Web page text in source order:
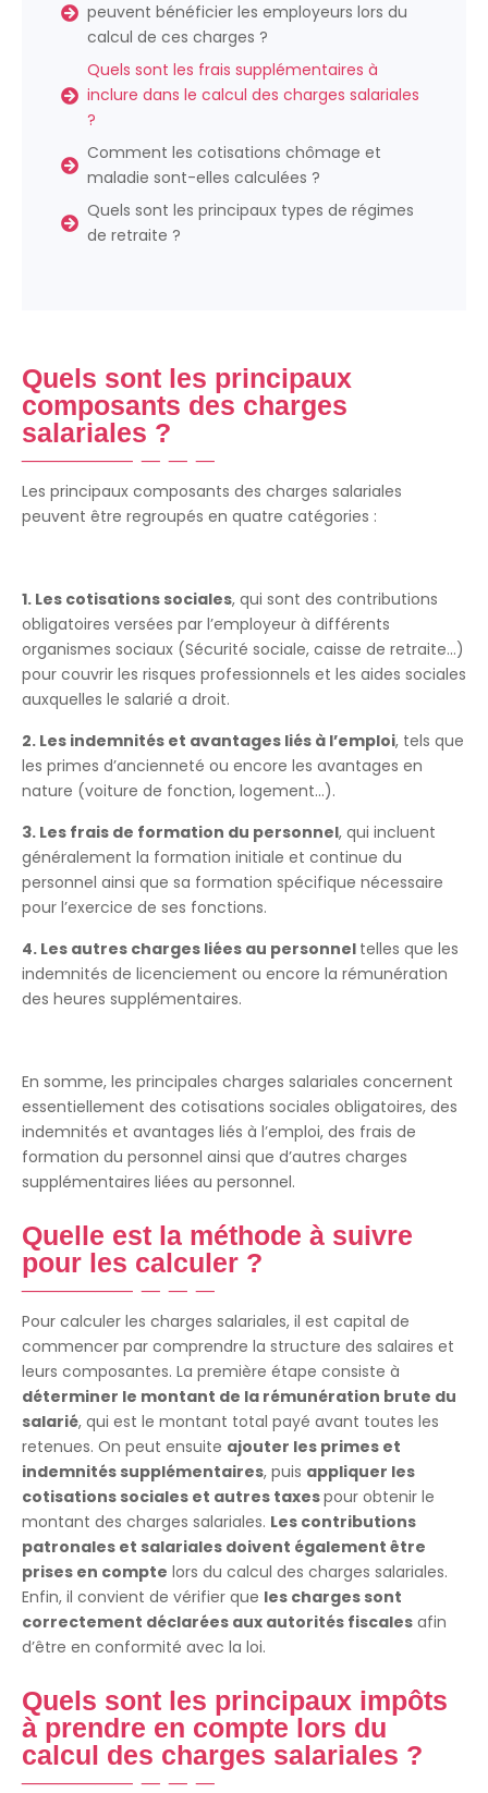
peuvent bénéficier les employeurs lors du
calcul de ces charges ?
Quels sont les frais supplémentaires à
inclure dans le calcul des charges salariales
?
Comment les cotisations chômage et
maladie sont-elles calculées ?
Quels sont les principaux types de régimes
de retraite ?
Quels sont les principaux
composants des charges
salariales ?
Les principaux composants des charges salariales
peuvent être regroupés en quatre catégories :
1. Les cotisations sociales, qui sont des contributions
obligatoires versées par l’employeur à différents
organismes sociaux (Sécurité sociale, caisse de retraite…)
pour couvrir les risques professionnels et les aides sociales
auxquelles le salarié a droit.
2. Les indemnités et avantages liés à l’emploi, tels que
les primes d’ancienneté ou encore les avantages en
nature (voiture de fonction, logement…).
3. Les frais de formation du personnel, qui incluent
généralement la formation initiale et continue du
personnel ainsi que sa formation spécifique nécessaire
pour l’exercice de ses fonctions.
4. Les autres charges liées au personnel telles que les
indemnités de licenciement ou encore la rémunération
des heures supplémentaires.
En somme, les principales charges salariales concernent
essentiellement des cotisations sociales obligatoires, des
indemnités et avantages liés à l’emploi, des frais de
formation du personnel ainsi que d’autres charges
supplémentaires liées au personnel.
Quelle est la méthode à suivre
pour les calculer ?
Pour calculer les charges salariales, il est capital de
commencer par comprendre la structure des salaires et
leurs composantes. La première étape consiste à
déterminer le montant de la rémunération brute du
salarié, qui est le montant total payé avant toutes les
retenues. On peut ensuite ajouter les primes et
indemnités supplémentaires, puis appliquer les
cotisations sociales et autres taxespour obtenir le
montant des charges salariales. Les contributions
patronales et salariales doivent également être
prises en compte lors du calcul des charges salariales.
Enfin, il convient de vérifier que les charges sont
correctement déclarées aux autorités fiscales afin
d’être en conformité avec la loi.
Quels sont les principaux impôts
à prendre en compte lors du
calcul des charges salariales ?